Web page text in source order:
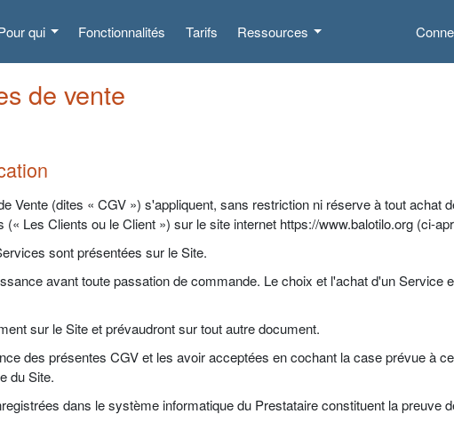
qui Fonctionnalités Tarifs Ressources
de vente
Vente (dites « CGV ») s'appliquent, sans restriction ni réserve à tout achat
Les Clients ou le Client ») sur le site internet https://www.balotilo.org (ci-
sont présentées sur le Site.
avant toute passation de commande. Le choix et l'achat d'un Service
sur le Site et prévaudront sur tout autre document.
des présentes CGV et les avoir acceptées en cochant la case prévue à
du Site.
dans le système informatique du Prestataire constituent la preuve